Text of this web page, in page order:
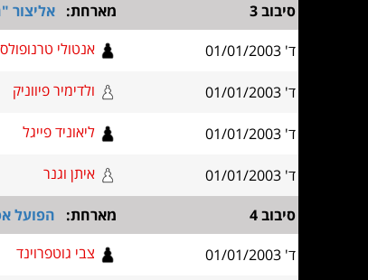
סיבוב 3 מארחת: אליצור
ד' 01/01/2003
אנטולי
ד' 01/01/2003 ולדימיר פיווניק
ד' 01/01/2003 ליאוניד פייגל
ד' 01/01/2003 איתן וגנר
סיבוב 4 מארחת: הפועל
ד' 01/01/2003
צבי גוטפרוינד